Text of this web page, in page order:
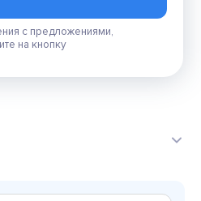
с предложениями,
на кнопку